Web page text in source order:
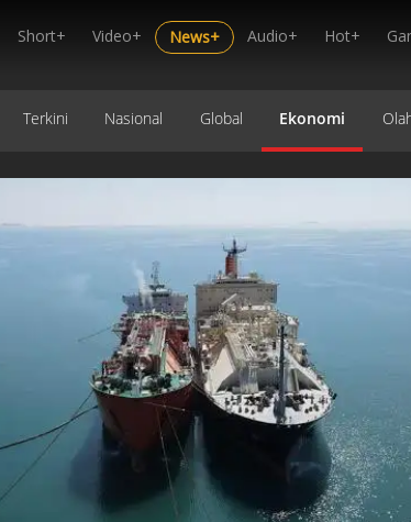
Short+ Video+ News+ Audio+ Hot+
Terkini Nasional Global Ekonomi